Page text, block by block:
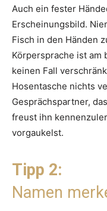
Auch ein fester
Erscheinungsbild.
Fisch in den Händen
Körpersprache ist am
keinen Fall
Hosentasche nichts
Gesprächspartner,
freust ihn
vorgaukelst.
Tipp 2:
Namen